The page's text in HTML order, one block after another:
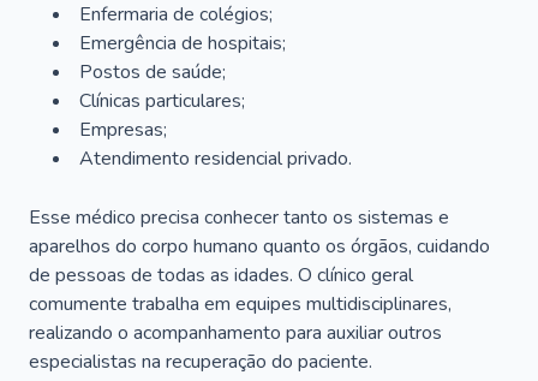
Enfermaria de colégios;
Emergência de hospitais;
Postos de saúde;
Clínicas particulares;
Empresas;
Atendimento residencial privado.
Esse médico precisa conhecer tanto os sistemas e
aparelhos do corpo humano quanto os órgãos, cuidando
de pessoas de todas as idades. O clínico geral
comumente trabalha em equipes multidisciplinares,
realizando o acompanhamento para auxiliar outros
especialistas na recuperação do paciente.